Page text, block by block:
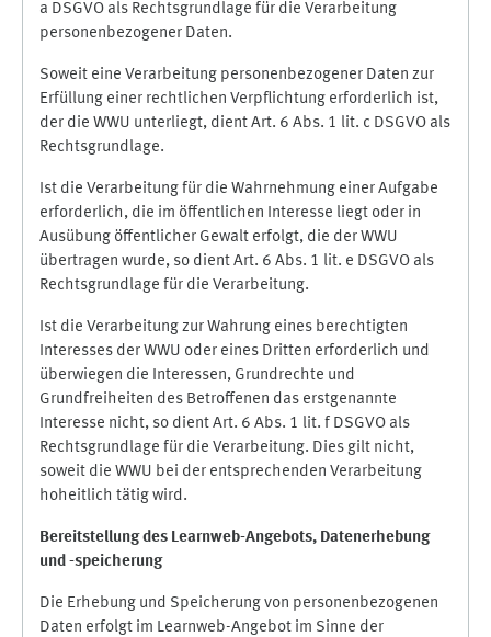
a DSGVO als Rechtsgrundlage für die Verarbeitung
personenbezogener Daten.
Soweit eine Verarbeitung personenbezogener Daten zur
Erfüllung einer rechtlichen Verpflichtung erforderlich ist,
der die WWU unterliegt, dient Art. 6 Abs. 1 lit. c DSGVO als
Rechtsgrundlage.
Ist die Verarbeitung für die Wahrnehmung einer Aufgabe
erforderlich, die im öffentlichen Interesse liegt oder in
Ausübung öffentlicher Gewalt erfolgt, die der WWU
übertragen wurde, so dient Art. 6 Abs. 1 lit. e DSGVO als
Rechtsgrundlage für die Verarbeitung.
Ist die Verarbeitung zur Wahrung eines berechtigten
Interesses der WWU oder eines Dritten erforderlich und
überwiegen die Interessen, Grundrechte und
Grundfreiheiten des Betroffenen das erstgenannte
Interesse nicht, so dient Art. 6 Abs. 1 lit. f DSGVO als
Rechtsgrundlage für die Verarbeitung. Dies gilt nicht,
soweit die WWU bei der entsprechenden Verarbeitung
hoheitlich tätig wird.
Bereitstellung des Learnweb-Angebots, Datenerhebung
und -speicherung
Die Erhebung und Speicherung von personenbezogenen
Daten erfolgt im Learnweb-Angebot im Sinne der